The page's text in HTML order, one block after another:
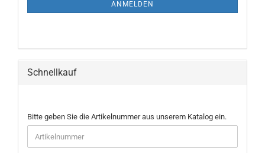
ANMELDEN
Schnellkauf
BITTE
GEBEN
SIE
DIE
Bitte geben Sie die Artikelnummer aus unserem Katalog ein.